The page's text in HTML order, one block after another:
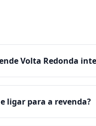
Volta Redonda
ligar para a revenda?